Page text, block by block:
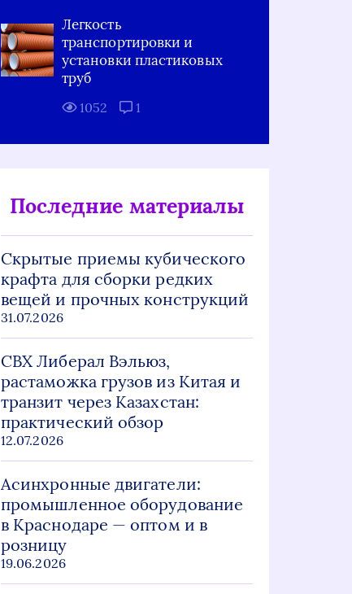
Легкость
транспортировки и
установки пластиковых
труб
1052 1
Последние материалы
Скрытые приемы кубического
крафта для сборки редких
вещей и прочных конструкций
31.07.2026
СВХ Либерал Вэльюз,
растаможка грузов из Китая и
транзит через Казахстан:
практический обзор
12.07.2026
Асинхронные двигатели:
промышленное оборудование
в Краснодаре — оптом и в
розницу
19.06.2026